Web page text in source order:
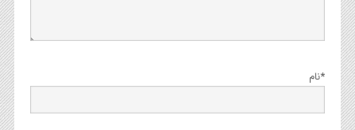
نام*